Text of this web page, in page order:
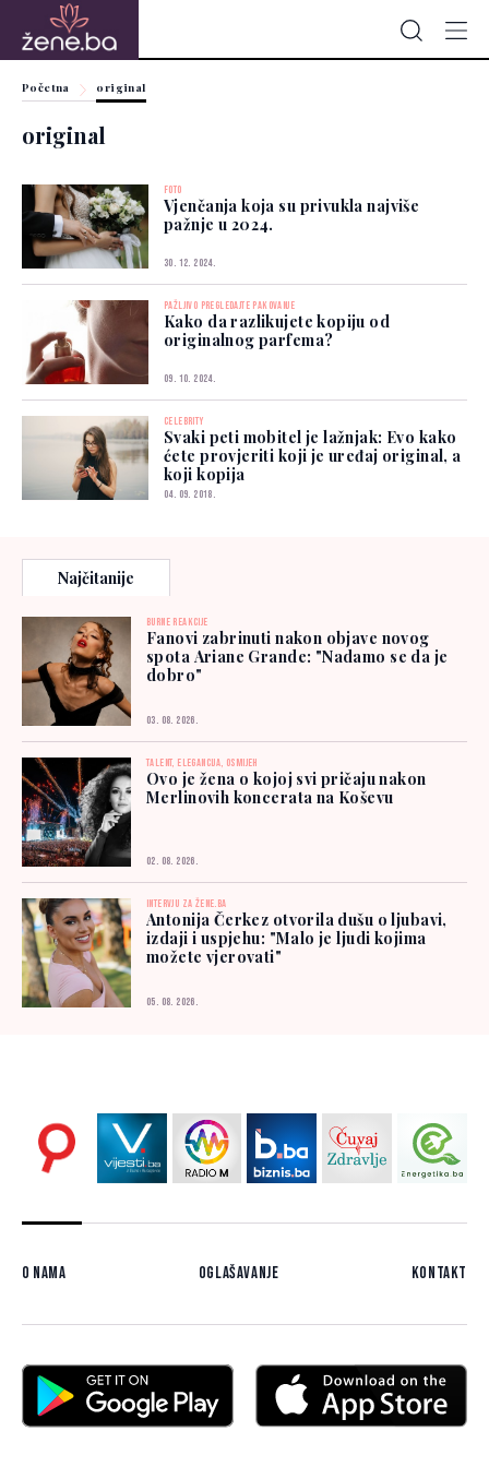
Početna original
original
FOTO
Vjenčanja koja su privukla najviše
pažnje u 2024.
30. 12. 2024.
PAŽLJIVO PREGLEDAJTE PAKOVANJE
Kako da razlikujete kopiju od
originalnog parfema?
09. 10. 2024.
CELEBRITY
Svaki peti mobitel je lažnjak: Evo kako
ćete provjeriti koji je uređaj original, a
koji kopija
04. 09. 2018.
Najčitanije
BURNE REAKCIJE
Fanovi zabrinuti nakon objave novog
spota Ariane Grande: "Nadamo se da je
dobro"
03. 08. 2026.
TALENT, ELEGANCIJA, OSMIJEH
Ovo je žena o kojoj svi pričaju nakon
Merlinovih koncerata na Koševu
02. 08. 2026.
INTERVJU ZA ŽENE.BA
Antonija Čerkez otvorila dušu o ljubavi,
izdaji i uspjehu: "Malo je ljudi kojima
možete vjerovati"
05. 08. 2026.
O nama Oglašavanje Kontakt